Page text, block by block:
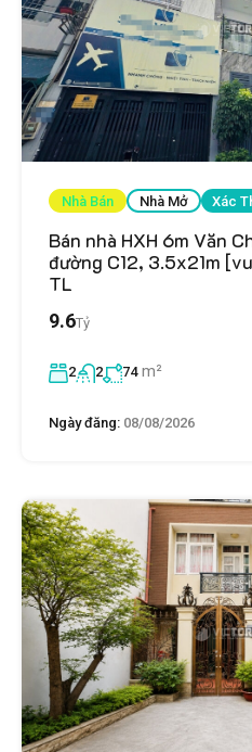
Nhà Bán Nhà Mở Xác
Bán nhà HXH 6m Văn
đường C12, 3.5x21m
TL
9.6Tỷ
2 2 74 m²
Ngày đăng: 08/08/2026